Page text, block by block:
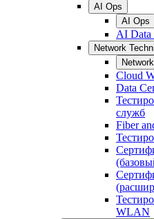
AI Ops
AI Ops
AI Data
Network
Cloud
Data
служб
Fiber
WLAN